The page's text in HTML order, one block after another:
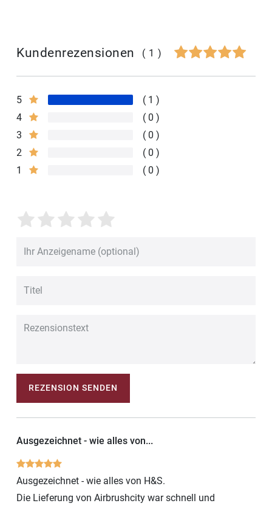
Kundenrezensionen (1)
5
1
4
0
3
0
2
0
1
0
REZENSION SENDEN
Ausgezeichnet - wie alles von...
Ausgezeichnet - wie alles von H&S.
Die Lieferung von Airbrushcity war schnell und